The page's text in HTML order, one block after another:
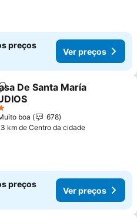
preços
Ver preços
aos favoritos
De Santa María
boa
678
km de Centro da cidade
preços
Ver preços